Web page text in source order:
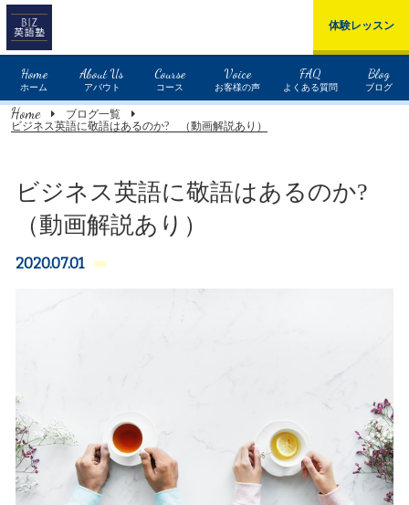
Home
ホーム
About Us
アバウト
Course
コース
Voice
お客様の声
FAQ
よくある質問
Blog
ブログ
体験レッスン
Home
ブログ一覧
ビジネス英語に敬語はあるのか? （動画解説あり）
ビジネス英語に敬語はあるのか?
（動画解説あり）
2020.07.01